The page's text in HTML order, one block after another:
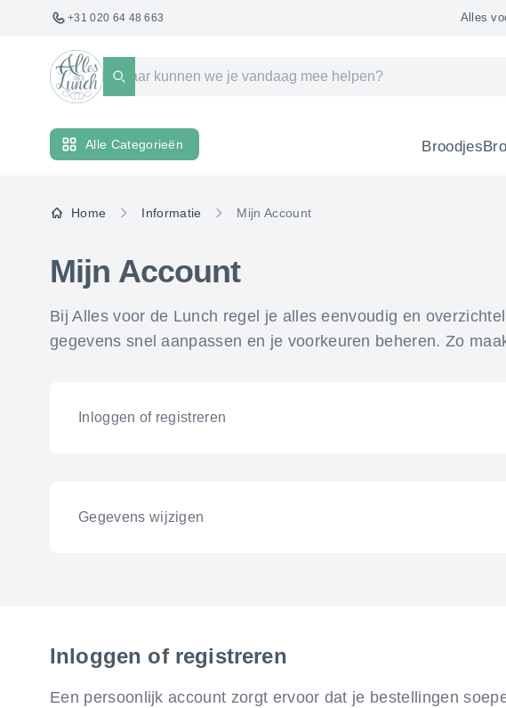
+31 020 64 48 663 Alles
Alle Categorieën Broodjes
Home Informatie Mijn Account
Mijn Account
Bij Alles voor de Lunch regel je alles eenvoudig en
gegevens snel aanpassen en je voorkeuren beheren. Zo
Inloggen of registreren
Gegevens wijzigen
Inloggen of registreren
Een persoonlijk account zorgt ervoor dat je bestellingen